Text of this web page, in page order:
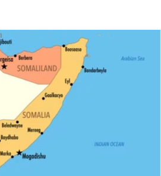
armeijassa ja
täyttivät kunniallisesti
raivokkaan vastarinnan jälkeen
hyökkääjiä vastaan ​​tai laitosten
ja osasivat sankarillisilla
maanmiestensä